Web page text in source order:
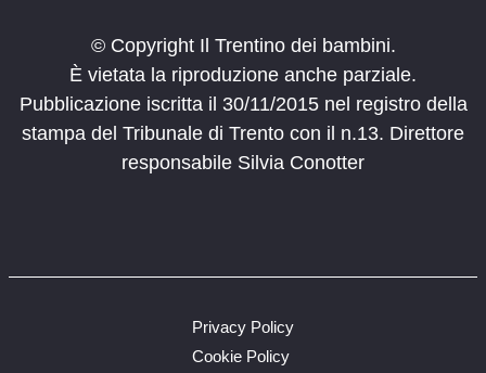
© Copyright Il Trentino dei bambini.
È vietata la riproduzione anche parziale.
Pubblicazione iscritta il 30/11/2015 nel registro della
stampa del Tribunale di Trento con il n.13. Direttore
responsabile Silvia Conotter
Privacy Policy
Cookie Policy